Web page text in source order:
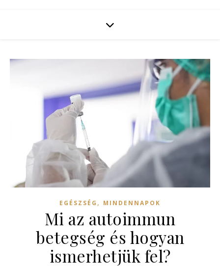
EGÉSZSÉG , MINDENNAPOK
Mi az autoimmun
betegség és hogyan
ismerhetjük fel?